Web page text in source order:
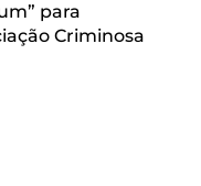
para
Criminosa